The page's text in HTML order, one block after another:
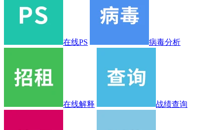
在线PS 病毒分析
在线解释 战绩查询